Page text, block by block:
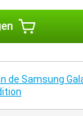
5G-
en soepel
snelle en
om lang
Je
de Samsung